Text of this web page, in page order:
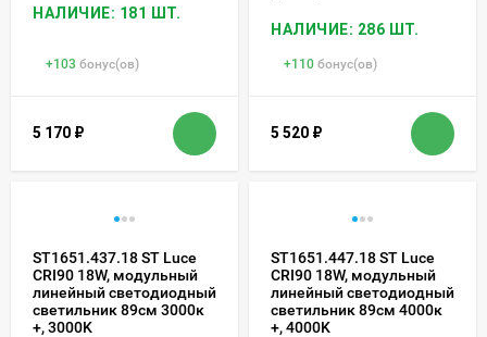
НАЛИЧИЕ: 181 ШТ.
+103 бонус(ов)
5 170 ₽
НАЛИЧИЕ: 286 ШТ.
+110 бонус(ов)
5 520 ₽
ST1651.437.18 ST Luce
CRI90 18W, модульный
линейный светодиодный
светильник 89см 3000к
+, 3000K
ST1651.447.18 ST Luce
CRI90 18W, модульный
линейный светодиодный
светильник 89см 4000к
+, 4000K